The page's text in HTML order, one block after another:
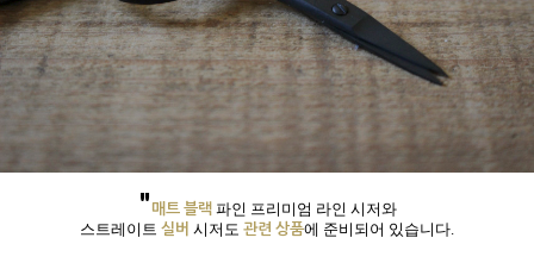
"매트 블랙파인 프리미엄 라인 시저와
스트레이트 실버 시저 도 관련 상품에 준비되어 있습니다.